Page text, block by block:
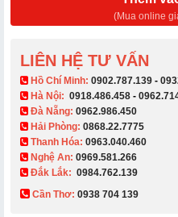
(Mua online
LIÊN HỆ TƯ VẤN
​ Hồ Chí Minh: 0902.787.139 -
Hà Nội: 0918.486.458 -
Đà Nẵng: 0962.986.450
Hải Phòng: 0868.22.7775
Thanh Hóa: 0963.040.460
Nghệ An: 0969.581.266
Đắk Lắk: 0984.762.139
Cần Thơ: 0938 704 139​